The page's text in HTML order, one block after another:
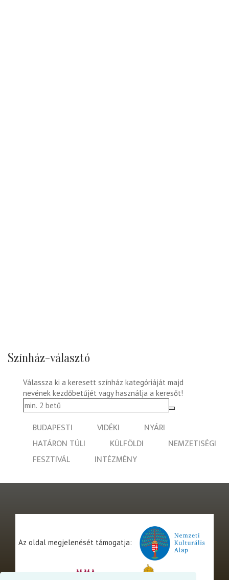
Színház-választó
Válassza ki a keresett színház kategóriáját majd
nevének kezdőbetűjét vagy használja a keresőt!
BUDAPESTI VIDÉKI
NYÁRI
HATÁRON TÚLI
KÜLFÖLDI
NEMZETISÉGI
FESZTIVÁL
INTÉZMÉNY
Az oldal megjelenését támogatja: